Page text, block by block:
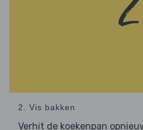
2. Vis bakken
Verhit de koekenpan